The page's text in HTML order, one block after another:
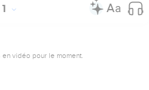
1
vidéo pour le moment.